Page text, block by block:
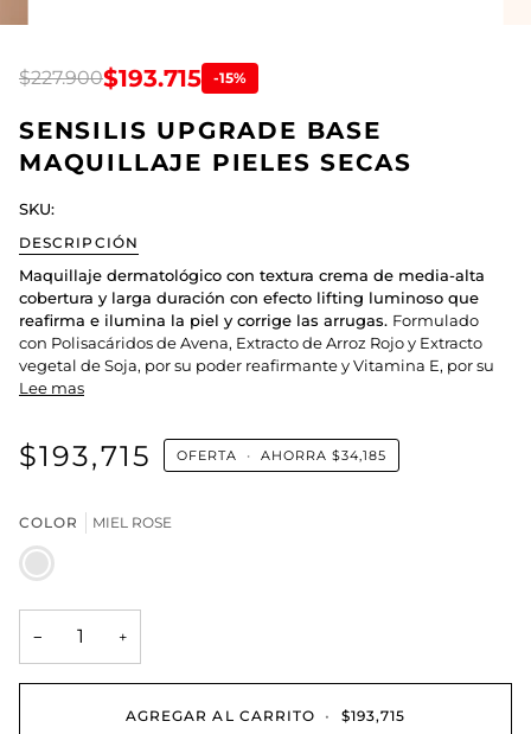
$227.900$193.715 -15%
SENSILIS UPGRADE BASE
MAQUILLAJE PIELES SECAS
SKU:
DESCRIPCIÓN
Maquillaje dermatológico con textura crema de media-alta
cobertura y larga duración con efecto lifting luminoso que
reafirma e ilumina la piel y corrige las arrugas. Formulado
con Polisacáridos de Avena, Extracto de Arroz Rojo y Extracto
vegetal de Soja, por su poder reafirmante y Vitamina E, por su
Lee mas
$193,715 OFERTA • AHORRA$34,185
COLOR MIEL ROSE
MIEL
ROSE
− +
AGREGAR AL CARRITO • $193,715